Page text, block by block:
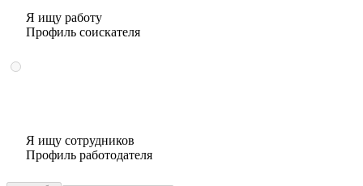
Я ищу работу
Профиль соискателя
Я ищу сотрудников
Профиль работодателя